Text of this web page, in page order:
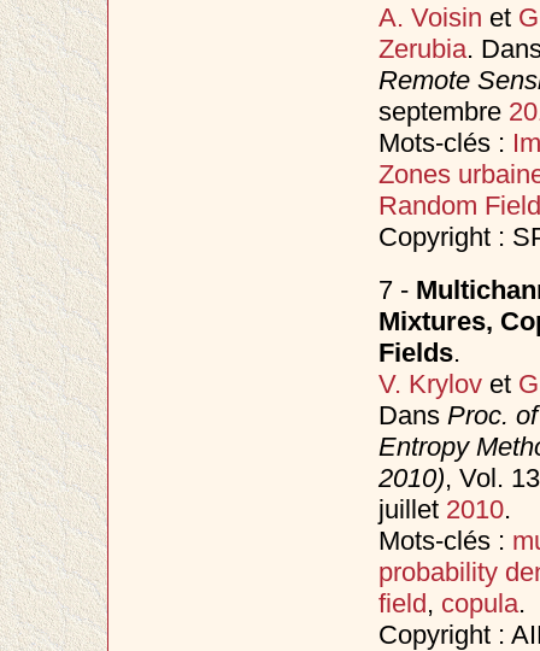
A. Voisin et
Zerubia.
Remote
septembre
Mots-clés :
Zones
Random
Copyright :
7 -
Mixtures,
Fields.
V. Krylovet
Dans Proc.
Entropy
2010), Vol.
juillet 2010.
Mots-clés :
probability
field, copula.
Copyright :